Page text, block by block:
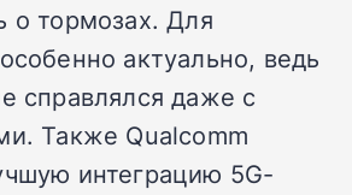
о тормозах. Для
актуально, ведь
справлялся даже с
Также Qualcomm
интеграцию 5G-